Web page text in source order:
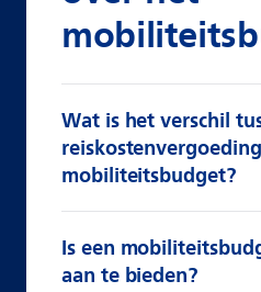
Wat is het verschil
mobiliteitsbudget?
Is een
aan te bieden?